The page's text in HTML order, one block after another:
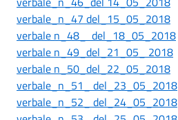
verbale_n_47 del_15_05_2018
verbale n_48_ del_18_05_2018
verbale n_49_del_21_05_ 2018
verbale n_50_del_22_05_2018
verbale_n_51_ del_23_05_2018
verbale_n_52_ del_24_05_2018